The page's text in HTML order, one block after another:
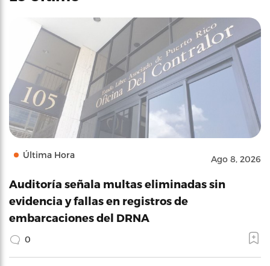
Última Hora Ago 8, 2026
Auditoría señala multas eliminadas sin
evidencia y fallas en registros de
embarcaciones del DRNA
0